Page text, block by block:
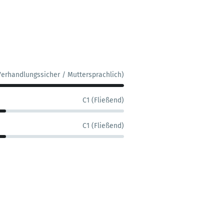
/ Muttersprachlich)
C1 (Fließend)
C1 (Fließend)